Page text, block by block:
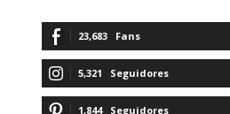
23,683 Fans
5,321 Seguidores
1,844 Seguidores